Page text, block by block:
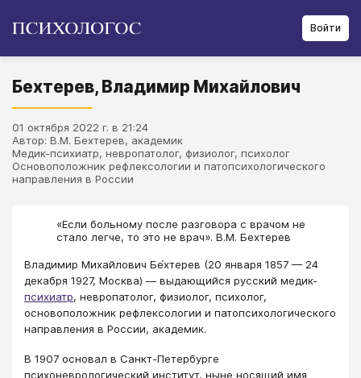
Войти
Бехтерев, Владимир Михайлович
01 октября 2022 г. в 21:24
Автор: В.М. Бехтерев, академик
Медик-психиатр, невропатолог, физиолог, психолог
Основоположник рефлексологии и патопсихологического
направления в России
«Если больному после разговора с врачом не
стало легче, то это не врач». В.М. Бехтерев
Владимир Михайлович Бе́хтерев (20 января 1857 — 24
декабря 1927, Москва) — выдающийся русский медик-
психиатр, невропатолог, физиолог, психолог,
основоположник рефлексологии и патопсихологического
направления в России, академик.
В 1907 основал в Санкт-Петербурге
психоневрологический институт, ныне носящий имя